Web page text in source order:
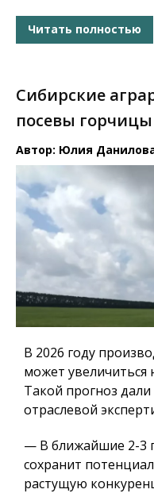
Читать полностью
Сибирские
посевы горчицы
Автор: Юлия
В 2026 году
может увеличиться
Такой прогноз
отраслевой
— В ближайшие 2-3
сохранит
растущую